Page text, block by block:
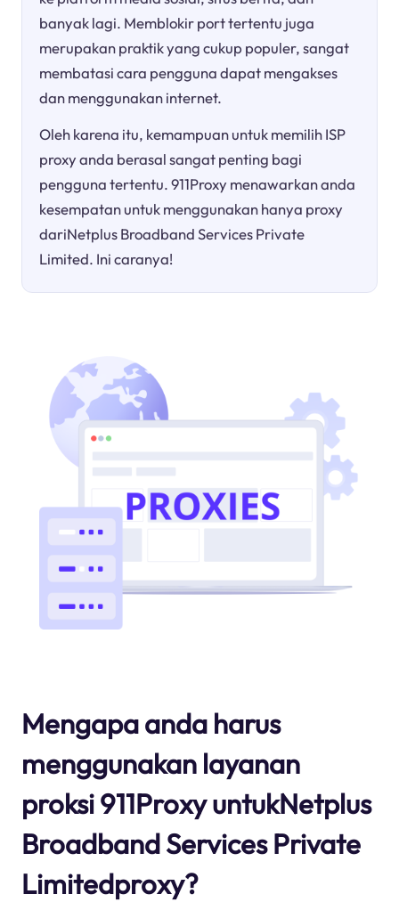
banyak lagi. Memblokir port tertentu juga
merupakan praktik yang cukup populer, sangat
membatasi cara pengguna dapat mengakses
dan menggunakan internet.
Oleh karena itu, kemampuan untuk memilih ISP
proxy anda berasal sangat penting bagi
pengguna tertentu. 911Proxy menawarkan anda
kesempatan untuk menggunakan hanya proxy
dariNetplus Broadband Services Private
Limited. Ini caranya!
Mengapa anda harus
menggunakan layanan
proksi 911Proxy untukNetplus
Broadband Services Private
Limitedproxy?